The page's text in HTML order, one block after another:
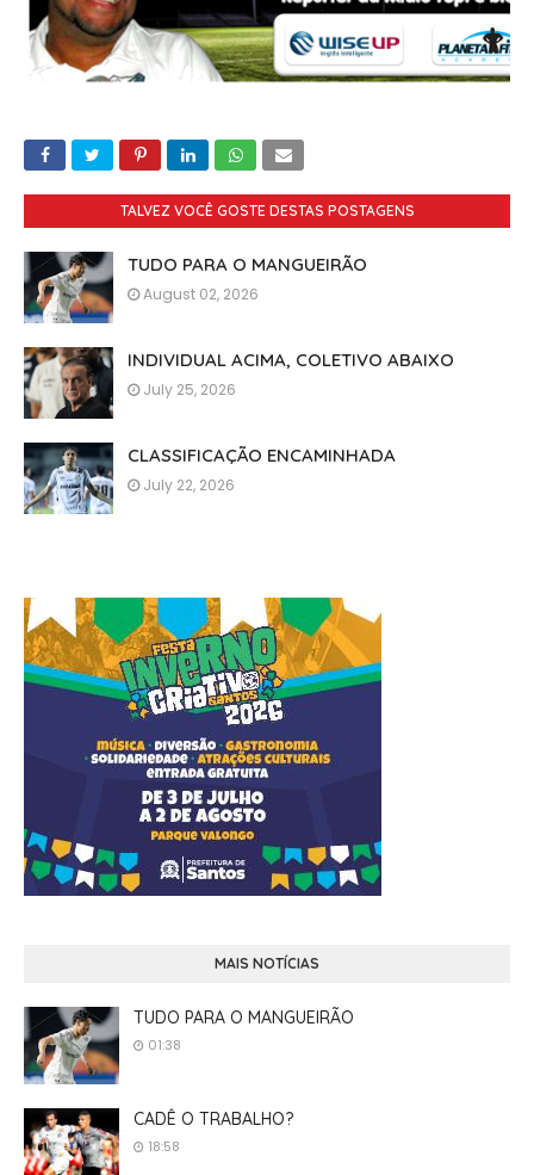
TALVEZ VOCÊ GOSTE DESTAS POSTAGENS
TUDO PARA O MANGUEIRÃO
August 02, 2026
INDIVIDUAL ACIMA, COLETIVO ABAIXO
July 25, 2026
CLASSIFICAÇÃO ENCAMINHADA
July 22, 2026
MAIS NOTÍCIAS
TUDO PARA O MANGUEIRÃO
01:38
CADÊ O TRABALHO?
18:58